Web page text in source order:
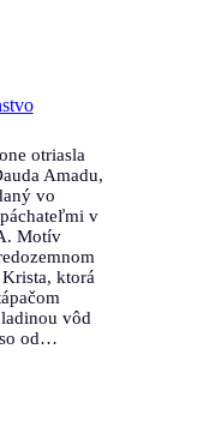
otriasla
Amadu,
vo
v
Motív
ktorá
vôd
od…